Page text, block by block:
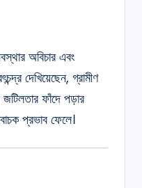
অবিচার এবং
দেখিয়েছেন, গ্রামীণ
ফাঁদে পড়ার
প্রভাব ফেলে।